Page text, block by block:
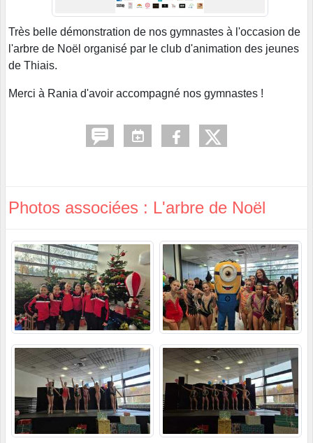
Très belle démonstration de nos gymnastes à l'occasion de
l'arbre de Noël organisé par le club d'animation des jeunes
de Thiais.
Merci à Rania d'avoir accompagné nos gymnastes !
Photos associées : L'arbre de Noël